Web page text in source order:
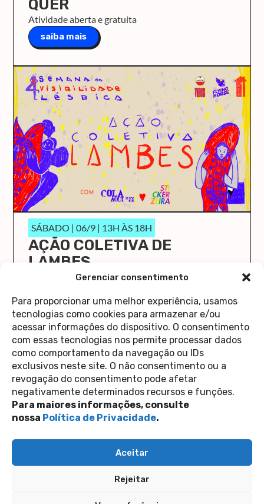
Gerenciar consentimento
Para proporcionar uma melhor experiência, usamos
tecnologias como cookies para armazenar e/ou
acessar informações do dispositivo. O consentimento
com essas tecnologias nos permite processar dados
como comportamento da navegação ou IDs
exclusivos neste site. O não consentimento ou a
revogação do consentimento pode afetar
negativamente determinados recursos e funções.
Para maiores informações, consulte
nossa Política de Privacidade.
Aceitar
Rejeitar
QUER
Atividade aberta e gratuita
saiba mais
SÁBADO | 06/9 | 13H ÀS 18H
AÇÃO COLETIVA DE
LAMBES
O Cola Aqui/Stick Here vai ocupar a Casa 1 de
saiba mais
Política de Privacidade
Perguntas Frequentes
copyright 2026
Inscreva-se na nossa newsletter